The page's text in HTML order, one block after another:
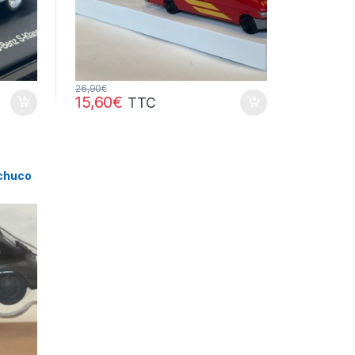
15,60€
26,90€
TTC